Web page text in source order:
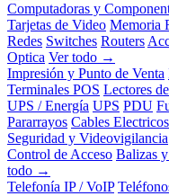
Computadoras y
Tarjetas de Video Memoria
Redes Switches Routers
Optica Ver todo →
Impresión y Punto de Venta
Terminales POS Lectores
UPS / Energía UPS PDU
Pararrayos Cables Electricos
Seguridad y Videovigilancia
Control de Acceso Balizas
todo →
Telefonía IP / VoIP